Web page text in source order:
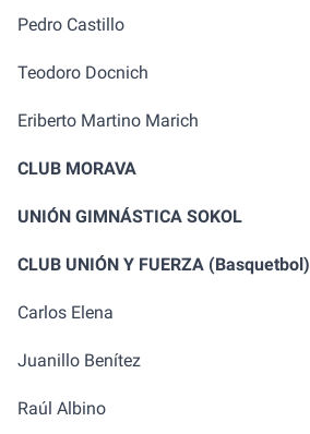
Pedro Castillo
Teodoro Docnich
Eriberto Martino Marich
CLUB MORAVA
UNIÓN GIMNÁSTICA SOKOL
CLUB UNIÓN Y FUERZA (Basquetbol)
Carlos Elena
Juanillo Benítez
Raúl Albino